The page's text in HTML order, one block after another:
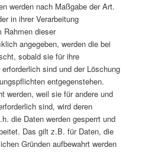
werden nach Maßgabe der Art.
in ihrer Verarbeitung
Rahmen dieser
angegeben, werden die bei
sobald sie für ihre
sind und der Löschung
entgegenstehen.
werden, weil sie für andere und
sind, wird deren
die Daten werden gesperrt und
Das gilt z.B. für Daten, die
Gründen aufbewahrt werden